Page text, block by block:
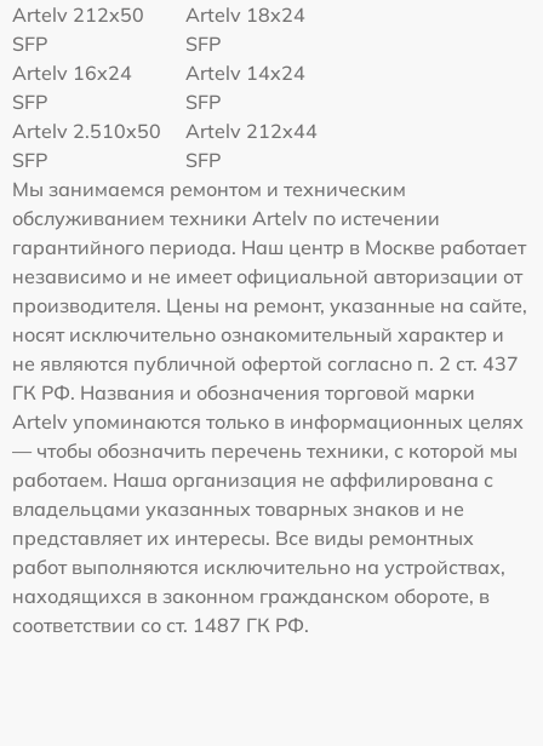
Artelv 212x50
SFP
Artelv 18x24
SFP
Artelv 16x24
SFP
Artelv 14x24
SFP
Artelv 2.510x50
SFP
Artelv 212x44
SFP
Мы занимаемся ремонтом и техническим
обслуживанием техники Artelv по истечении
гарантийного периода. Наш центр в Москве работает
независимо и не имеет официальной авторизации от
производителя. Цены на ремонт, указанные на сайте,
носят исключительно ознакомительный характер и
не являются публичной офертой согласно п. 2 ст. 437
ГК РФ. Названия и обозначения торговой марки
Artelv упоминаются только в информационных целях
— чтобы обозначить перечень техники, с которой мы
работаем. Наша организация не аффилирована с
владельцами указанных товарных знаков и не
представляет их интересы. Все виды ремонтных
работ выполняются исключительно на устройствах,
находящихся в законном гражданском обороте, в
соответствии со ст. 1487 ГК РФ.